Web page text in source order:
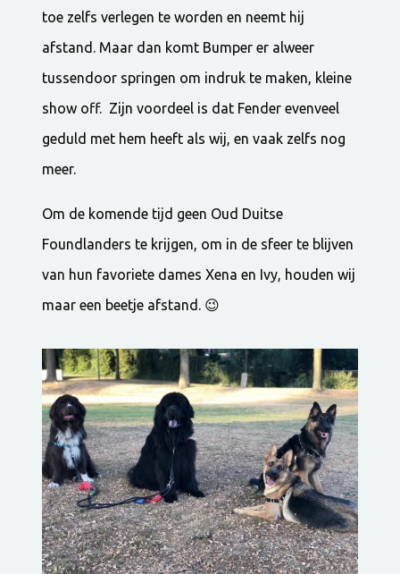
toe zelfs verlegen te worden en neemt hij
afstand. Maar dan komt Bumper er alweer
tussendoor springen om indruk te maken, kleine
show off. Zijn voordeel is dat Fender evenveel
geduld met hem heeft als wij, en vaak zelfs nog
meer.
Om de komende tijd geen Oud Duitse
Foundlanders te krijgen, om in de sfeer te blijven
van hun favoriete dames Xena en Ivy, houden wij
maar een beetje afstand. 😉